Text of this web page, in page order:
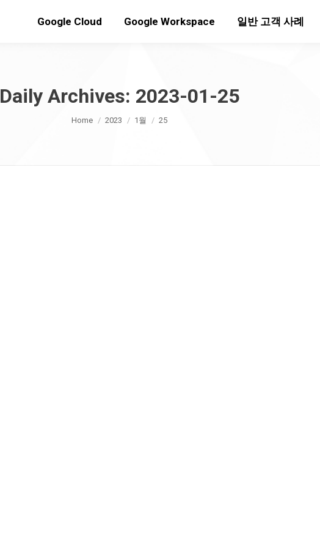
Google Cloud Google Workspace 일반 고객 사례
Daily Archives: 2023-01-25
You are here:
Home 2023 1월 25